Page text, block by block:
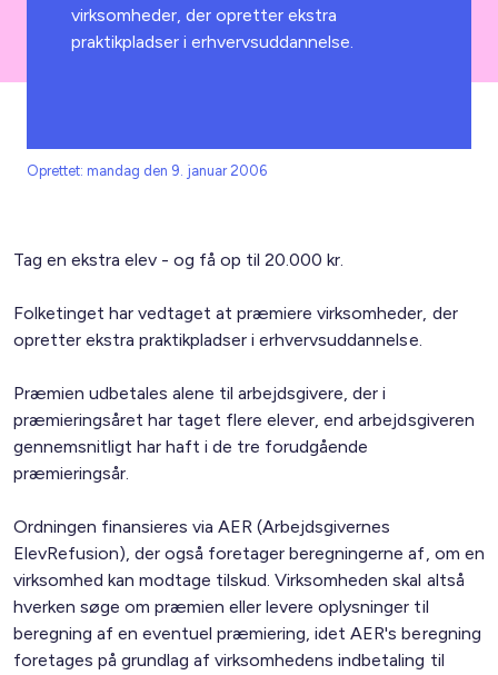
virksomheder, der opretter ekstra
praktikpladser i erhvervsuddannelse.
Oprettet: mandag den 9. januar 2006
Tag en ekstra elev - og få op til 20.000 kr.
Folketinget har vedtaget at præmiere virksomheder, der
opretter ekstra praktikpladser i erhvervsuddannelse.
Præmien udbetales alene til arbejdsgivere, der i
præmieringsåret har taget flere elever, end arbejdsgiveren
gennemsnitligt har haft i de tre forudgående
præmieringsår.
Ordningen finansieres via AER (Arbejdsgivernes
ElevRefusion), der også foretager beregningerne af, om en
virksomhed kan modtage tilskud. Virksomheden skal altså
hverken søge om præmien eller levere oplysninger til
beregning af en eventuel præmiering, idet AER's beregning
foretages på grundlag af virksomhedens indbetaling til